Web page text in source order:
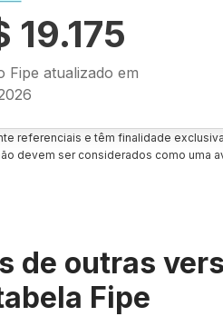
19.175
Fipe atualizado em
referenciais e têm finalidade
devem ser considerados como uma
de outras
Fipe